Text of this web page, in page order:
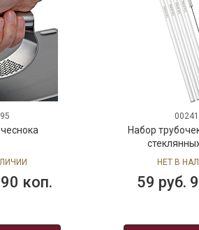
коп.
Набор
НЕТ В
59 руб.